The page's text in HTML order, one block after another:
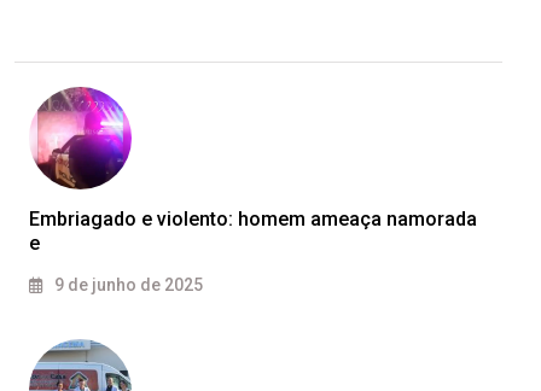
Embriagado e violento: homem ameaça namorada
e
9 de junho de 2025